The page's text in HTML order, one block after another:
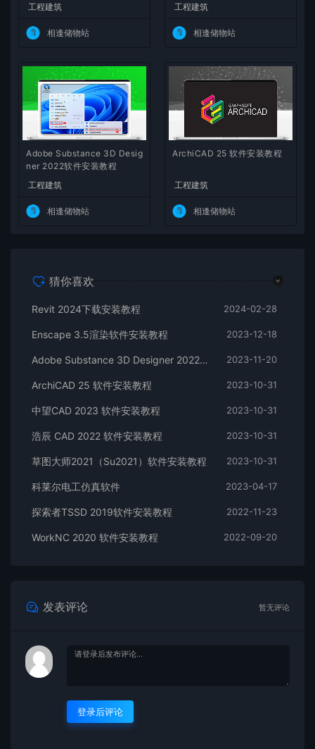
工程建筑
相逢储物站
工程建筑
相逢储物站
Adobe Substance 3D Desig
ner 2022软件安装教程
工程建筑
相逢储物站
ArchiCAD 25 软件安装教程
工程建筑
相逢储物站
猜你喜欢
Revit 2024下载安装教程 2024-02-28
Enscape 3.5渲染软件安装教程 2023-12-18
Adobe Substance 3D Designer 2022软件安装教程 2023-11-20
ArchiCAD 25 软件安装教程 2023-10-31
中望CAD 2023 软件安装教程 2023-10-31
浩辰 CAD 2022 软件安装教程 2023-10-31
草图大师2021（Su2021）软件安装教程 2023-10-31
科莱尔电工仿真软件 2023-04-17
探索者TSSD 2019软件安装教程 2022-11-23
WorkNC 2020 软件安装教程 2022-09-20
发表评论 暂无评论
登录后评论